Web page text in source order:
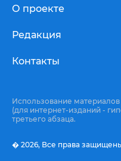
О проекте
Редакция
Контакты
Использование
(для интернет-изданий -
третьего абзаца.
� 2026, Все права